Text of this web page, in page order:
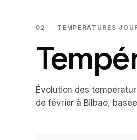
02 TEMPÉRATURES
Évolution des
de février à Bilbao,